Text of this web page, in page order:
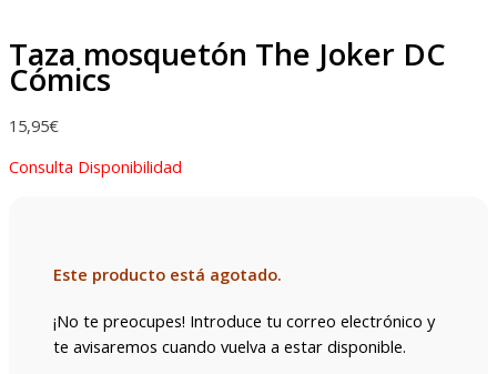
Taza mosquetón The Joker DC
Cómics
15,95€
Consulta Disponibilidad
Este producto está agotado.
¡No te preocupes! Introduce tu correo electrónico y
te avisaremos cuando vuelva a estar disponible.